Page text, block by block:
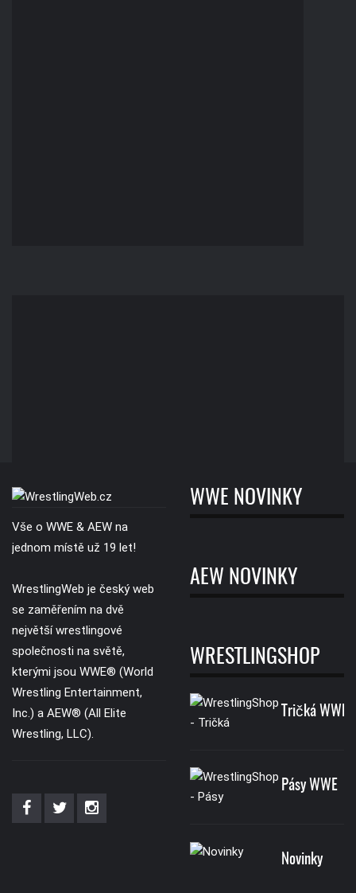
Vše o WWE & AEW na
jednom místě už 19 let!
WrestlingWeb je český web
se zaměřením na dvě
největší wrestlingové
společnosti na světě,
kterými jsou WWE® (World
Wrestling Entertainment,
Inc.) a AEW® (All Elite
Wrestling, LLC).
WWE NOVINKY
AEW NOVINKY
WRESTLINGSHOP
Tričká WWE
Pásy WWE
Novinky